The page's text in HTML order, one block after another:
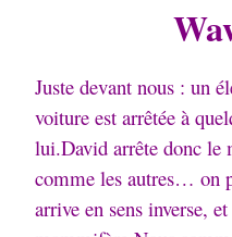
Juste devant nous : un
voiture est arrêtée à
lui.David arrête donc
comme les autres… on
arrive en sens inverse,